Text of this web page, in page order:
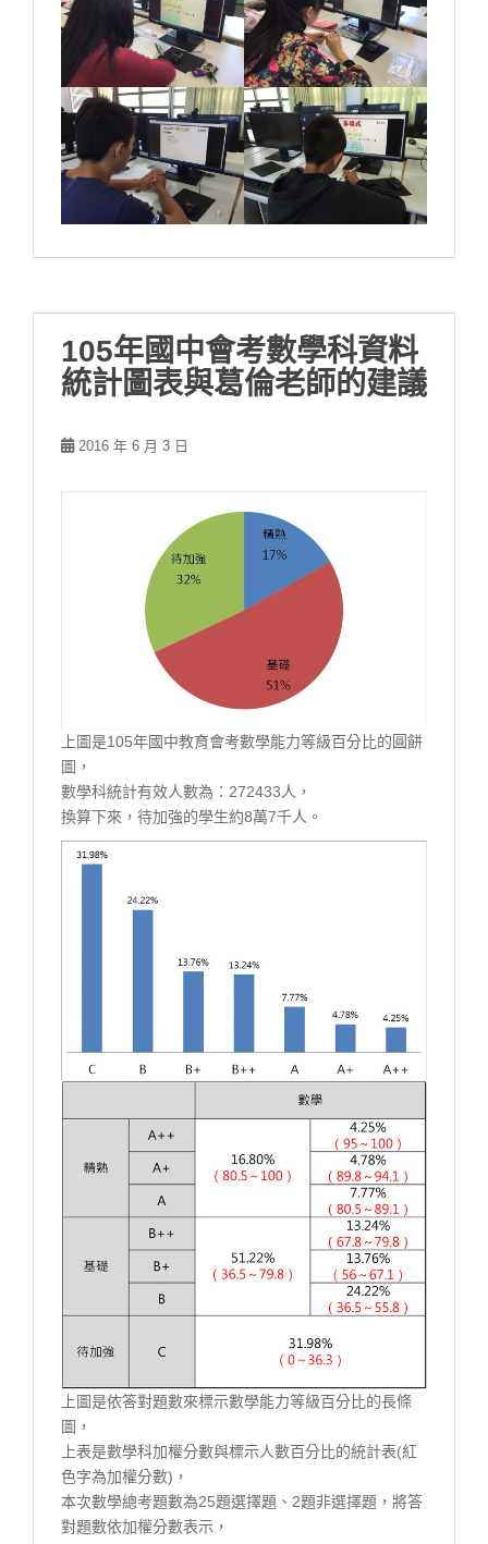
105年國中會考數學科資料
統計圖表與葛倫老師的建議
2016 年 6 月 3 日
上圖是105年國中教育會考數學能力等級百分比的圓餅
圖，
數學科統計有效人數為：272433人，
換算下來，待加強的學生約8萬7千人。
上圖是依答對題數來標示數學能力等級百分比的長條
圖，
上表是數學科加權分數與標示人數百分比的統計表(紅
色字為加權分數)，
本次數學總考題數為25題選擇題、2題非選擇題，將答
對題數依加權分數表示，